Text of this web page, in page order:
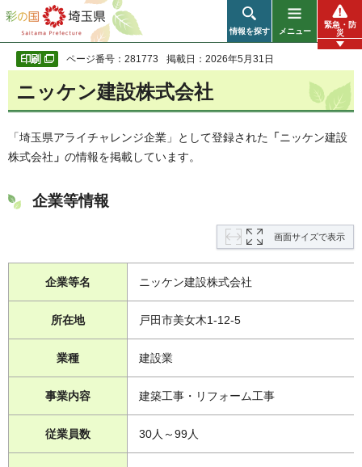
彩の国 埼玉県
情報を探す メニュー
緊急・防
災
ページ番号：281773 掲載日：2026年5月31日
ニッケン建設株式会社
「埼玉県アライチャレンジ企業」として登録された 「ニッケン建設
株式会社 」 の情報を掲載しています。
企業等情報
画面サイズで表示
企業等名 ニッケン建設株式会社
所在地 戸田市美女木1-12-5
業種 建設業
事業内容 建築工事・リフォーム工事
従業員数 30人～99人